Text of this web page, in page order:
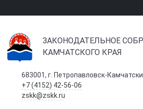
ЗАКОНОДАТЕЛЬНОЕ
КАМЧАТСКОГО КРАЯ
683001, г. Петропавловск-
+7 (4152) 42-56-06
zskk@zskk.ru